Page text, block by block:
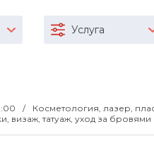
Услуга
Косметология, лазер,
визаж, татуаж, уход за